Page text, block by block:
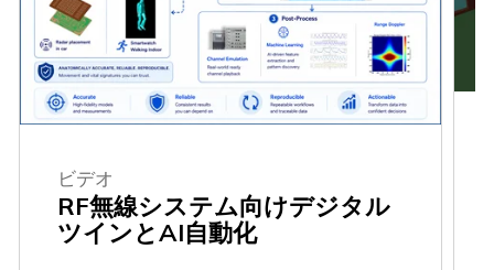
ビデオ
RF無線システム向けデジタル
ツインとAI自動化